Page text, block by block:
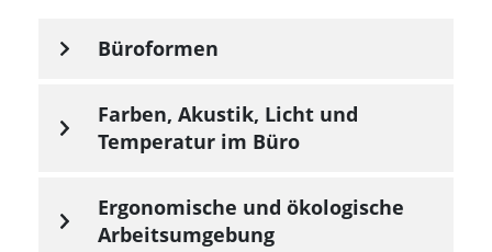
Büroformen
Farben, Akustik, Licht und
Temperatur im Büro
Ergonomische und ökologische
Arbeitsumgebung